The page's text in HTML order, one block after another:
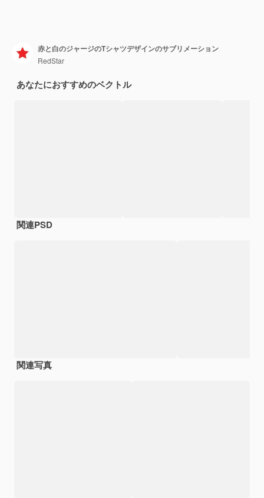
赤と白のジャージのTシャツデザインのサブリメーション
RedStar
あなたにおすすめのベクトル
関連PSD
関連写真